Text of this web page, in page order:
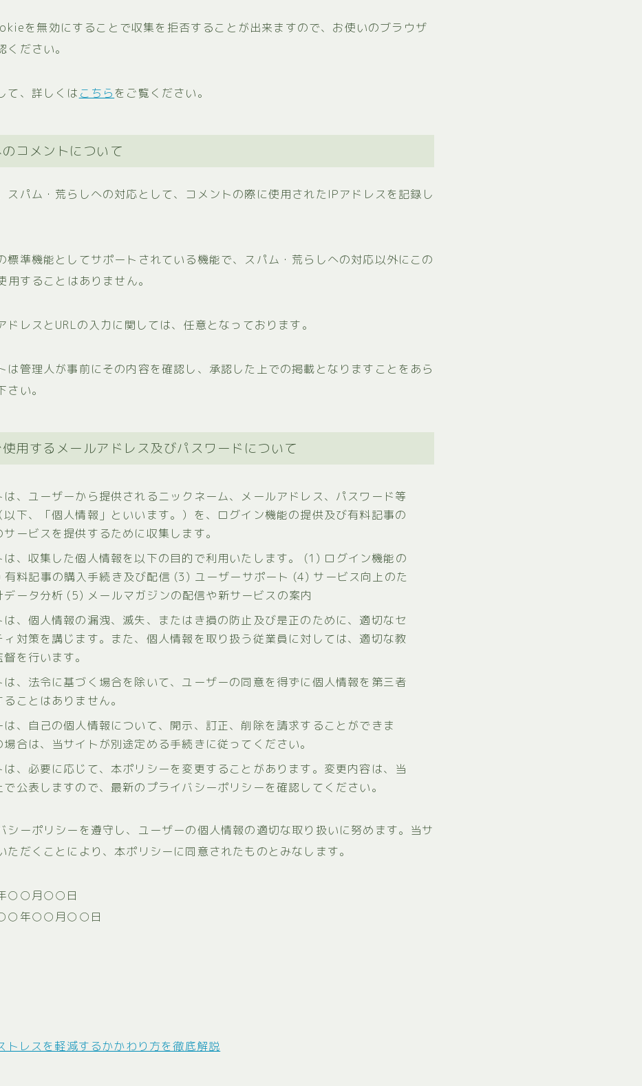
を無効にすることで収集を拒否することが出来ますので、お使いのブラウザ
ださい。
て、詳しくは こちらをご覧ください。
コメントについて
スパム・荒らしへの対応として、コメントの際に使用されたIPアドレスを記録し
標準機能としてサポートされている機能で、スパム・荒らしへの対応以外にこの
用することはありません。
ドレスとURLの入力に関しては、任意となっております。
は管理人が事前にその内容を確認し、承認した上での掲載となりますことをあら
い。
用するメールアドレス及びパスワードについて
は、ユーザーから提供されるニックネーム、メールアドレス、パスワード等
以下、「個人情報」といいます。）を、ログイン機能の提供及び有料記事の
サービスを提供するために収集します。
は、収集した個人情報を以下の目的で利用いたします。 (1) ログイン機能の
料記事の購入手続き及び配信 (3) ユーザーサポート (4) サービス向上のた
データ分析 (5) メールマガジンの配信や新サービスの案内
は、個人情報の漏洩、滅失、またはき損の防止及び是正のために、適切なセ
ィ対策を講じます。また、個人情報を取り扱う従業員に対しては、適切な教
を行います。
は、法令に基づく場合を除いて、ユーザーの同意を得ずに個人情報を第三者
ことはありません。
は、自己の個人情報について、開示、訂正、削除を請求することができま
場合は、当サイトが別途定める手続きに従ってください。
は、必要に応じて、本ポリシーを変更することがあります。変更内容は、当
で公表しますので、最新のプライバシーポリシーを確認してください。
シーポリシーを遵守し、ユーザーの個人情報の適切な取り扱いに努めます。当サ
ただくことにより、本ポリシーに同意されたものとみなします。
○○月○○日
○○年○○月○○日
レスを軽減するかかわり方を徹底解説